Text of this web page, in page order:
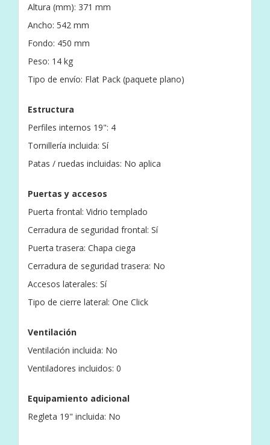
Altura (mm): 371 mm
Ancho: 542 mm
Fondo: 450 mm
Peso: 14 kg
Tipo de envío: Flat Pack (paquete plano)
Estructura
Perfiles internos 19": 4
Tornillería incluida: Sí
Patas / ruedas incluidas: No aplica
Puertas y accesos
Puerta frontal: Vidrio templado
Cerradura de seguridad frontal: Sí
Puerta trasera: Chapa ciega
Cerradura de seguridad trasera: No
Accesos laterales: Sí
Tipo de cierre lateral: One Click
Ventilación
Ventilación incluida: No
Ventiladores incluidos: 0
Equipamiento adicional
Regleta 19" incluida: No